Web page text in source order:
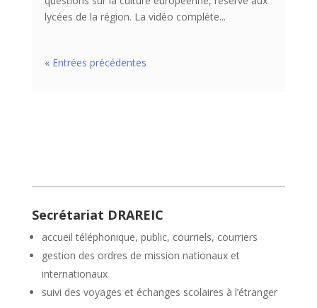
lycées de la région. La vidéo complète...
« Entrées précédentes
Secrétariat DRAREIC
accueil téléphonique, public, courriels, courriers
gestion des ordres de mission nationaux et
internationaux
suivi des voyages et échanges scolaires à l’étranger